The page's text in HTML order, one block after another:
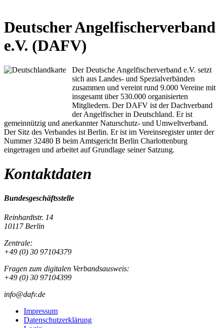
Deutscher Angelfischerverband
e.V. (DAFV)
Der Deutsche Angelfischerverband e.V. setzt
sich aus Landes- und Spezialverbänden
zusammen und vereint rund 9.000 Vereine mit
insgesamt über 530.000 organisierten
Mitgliedern. Der DAFV ist der Dachverband
der Angelfischer in Deutschland. Er ist
gemeinnützig und anerkannter Naturschutz- und Umweltverband.
Der Sitz des Verbandes ist Berlin. Er ist im Vereinsregister unter der
Nummer 32480 B beim Amtsgericht Berlin Charlottenburg
eingetragen und arbeitet auf Grundlage seiner Satzung.
Kontaktdaten
Bundesgeschäftsstelle
Reinhardtstr. 14
10117 Berlin
Zentrale:
+49 (0) 30 97104379
Fragen zum digitalen Verbandsausweis:
+49 (0) 30 97104399
info@dafv.de
Impressum
Datenschutzerklärung